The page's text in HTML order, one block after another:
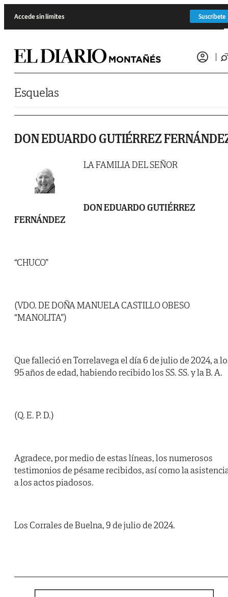
Accede sin límites Suscríbete
Esquelas
DON EDUARDO GUTIÉRREZ
LA FAMILIA DEL SEÑOR
DON EDUARDO GUTIÉRREZ
FERNÁNDEZ
“CHUCO”
(VDO. DE DOÑA MANUELA CASTILLO OBESO
“MANOLITA”)
Que falleció en Torrelavega el día 6 de julio de 2024, a
95 años de edad, habiendo recibido los SS. SS. y la B. A.
(Q. E. P. D.)
Agradece, por medio de estas líneas, los numerosos
testimonios de pésame recibidos, así como la
a los actos piadosos.
Los Corrales de Buelna, 9 de julio de 2024.